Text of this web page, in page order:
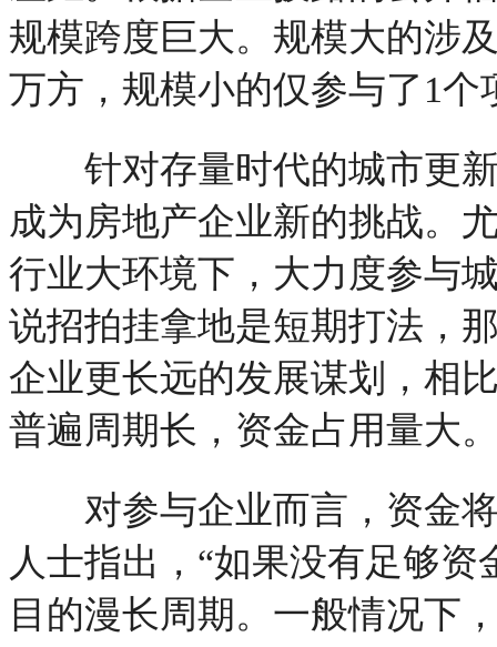
规模跨度巨大。规模大的涉
万方，规模小的仅参与了1个
针对存量时代的城市更新
成为房地产企业新的挑战。
行业大环境下，大力度参与
说招拍挂拿地是短期打法，
企业更长远的发展谋划，相
普遍周期长，资金占用量大
对参与企业而言，资金将
人士指出，“如果没有足够
目的漫长周期。一般情况下